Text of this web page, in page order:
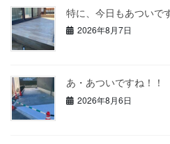
特に、今日もあついで
2026年8月7日
あ・あついですね！！
2026年8月6日